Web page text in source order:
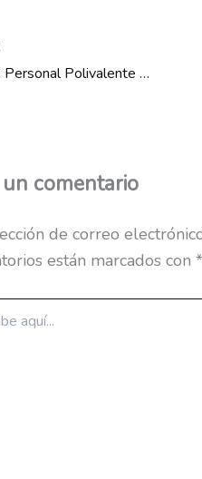
Formación de Personal Polivalente de Supermercado
un comentario
de correo
están marcados con *